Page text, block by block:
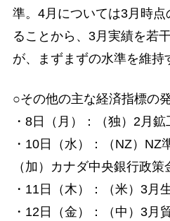
準。4月については3月時
ることから、3月実績を若
が、まずまずの水準を維持
○その他の主な経済指標の
・8日（月）：（独）2月鉱
・10日（水）：（NZ）NZ
（加）カナダ中央銀行政策
・11日（木）：（米）3月
・12日（金）：（中）3月